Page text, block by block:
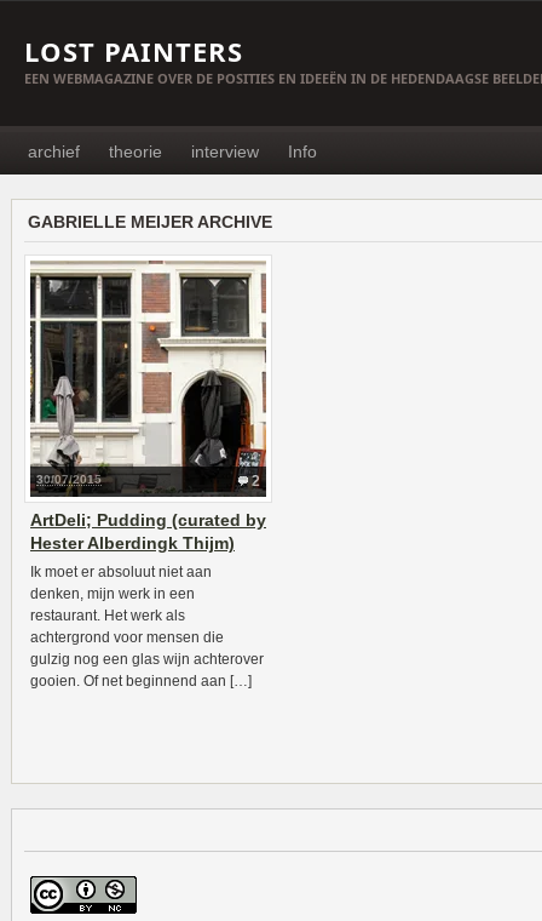
LOST PAINTERS
EEN WEBMAGAZINE OVER DE POSITIES EN IDEEËN IN DE HEDENDAAGSE
archief theorie interview Info
GABRIELLE MEIJER ARCHIVE
2
30/07/2015
ArtDeli; Pudding (curated by
Hester Alberdingk Thijm)
Ik moet er absoluut niet aan
denken, mijn werk in een
restaurant. Het werk als
achtergrond voor mensen die
gulzig nog een glas wijn achterover
gooien. Of net beginnend aan […]